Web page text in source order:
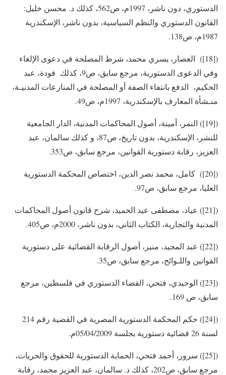
الدستوري، دون ناشر، 1997م، ص562، كذلك د. محسن خليل:
القانون الدستوري والنظم السياسية، بدون ناشر، الإسكندرية
1987م، ص138.
([18]) العصار، يسري محمد، شرط المصلحة في دعوى الإلغاء
وفي الدعوى الدستورية، مرجع سابق، ص9، كذلك فودة، عبد
الحكيم، الدفع بانتفاء الصفة أو المصلحة في المنازعات المدنيـة،
منـشأة المعارف بالإسكندرية، 1997م، ص49.
([19]) النمر، أمينة، أصول المحاكمات المدنية، الدار الجامعية
للنشر، الإسكندرية، بدون تاريخ، ص87، و كذلك سالمان، عبد
العزيز، رقابة دستورية القوانين، مرجع سابق، ص353.
([20]) كامل، محمد نصر الدين، اختصاص المحكمة الدستورية
العليا، مرجع سابق، ص97.
([21]) عياد، مصطفى عبد الحميد، شرح قانون أصول المحاكمات
المدنية والتجارية، الكتاب الثاني، بدون ناشر، 2000م، ص405.
([22]) عبد المجيد، منير، أصول الرقابة القضائية على دستورية
القوانين واللـوائح، مرجع سابق، ص35.
([23]) الوحيدي، فتحي، القضاء الدستوري في فلسطين، مرجع
سابق، ص 169.
([24]) حكم المحكمة الدستورية المصرية في القضية رقم 214
لسنة 26 قضائية دستورية بجلسة 05/04/2009م.
([25]) سرور، أحمد فتحي، الحماية الدستورية للحقوق والحريات،
مرجع سابق، ص202، كذلك د. سالمان، عبد العزيز محمد، رقابة